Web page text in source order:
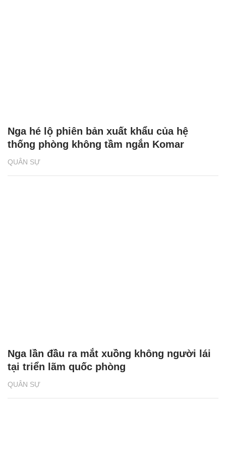
QUÂN SỰ
Nga hé lộ phiên bản xuất khẩu của hệ
thống phòng không tầm ngắn Komar
QUÂN SỰ
Nga lần đầu ra mắt xuồng không người lái
tại triển lãm quốc phòng